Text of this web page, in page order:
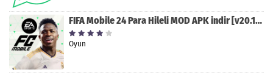
FIFA Mobile 24 Para Hileli MOD APK indir [v20.1.02]
Oyun